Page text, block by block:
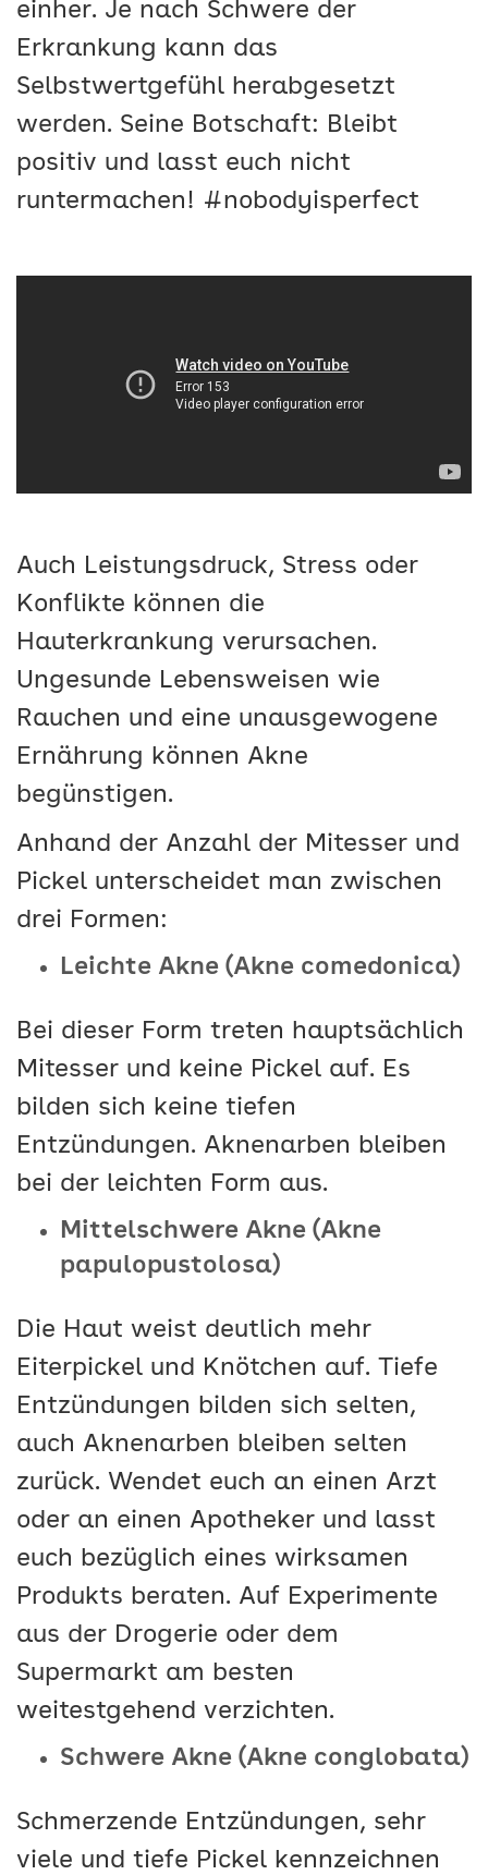
einher. Je nach Schwere der
Erkrankung kann das
Selbstwertgefühl herabgesetzt
werden. Seine Botschaft: Bleibt
positiv und lasst euch nicht
runtermachen! #nobodyisperfect
Auch Leistungsdruck, Stress oder
Konflikte können die
Hauterkrankung verursachen.
Ungesunde Lebensweisen wie
Rauchen und eine unausgewogene
Ernährung können Akne
begünstigen.
Anhand der Anzahl der Mitesser und
Pickel unterscheidet man zwischen
drei Formen:
Leichte Akne (Akne comedonica)
Bei dieser Form treten hauptsächlich
Mitesser und keine Pickel auf. Es
bilden sich keine tiefen
Entzündungen. Aknenarben bleiben
bei der leichten Form aus.
Mittelschwere Akne (Akne
papulopustolosa)
Die Haut weist deutlich mehr
Eiterpickel und Knötchen auf. Tiefe
Entzündungen bilden sich selten,
auch Aknenarben bleiben selten
zurück. Wendet euch an einen Arzt
oder an einen Apotheker und lasst
euch bezüglich eines wirksamen
Produkts beraten. Auf Experimente
aus der Drogerie oder dem
Supermarkt am besten
weitestgehend verzichten.
Schwere Akne (Akne conglobata)
Schmerzende Entzündungen, sehr
viele und tiefe Pickel kennzeichnen